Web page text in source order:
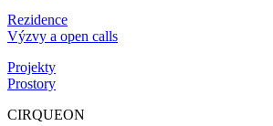
Rezidence
Výzvy a open calls
Projekty
Prostory
CIRQUEON